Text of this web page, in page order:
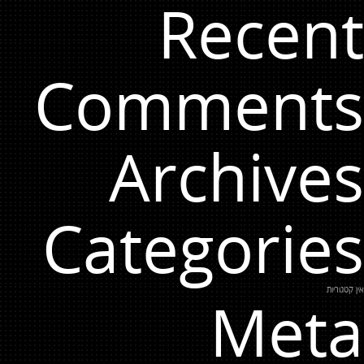
Recent
Comments
Archives
Categories
אין קטגוריות
Meta